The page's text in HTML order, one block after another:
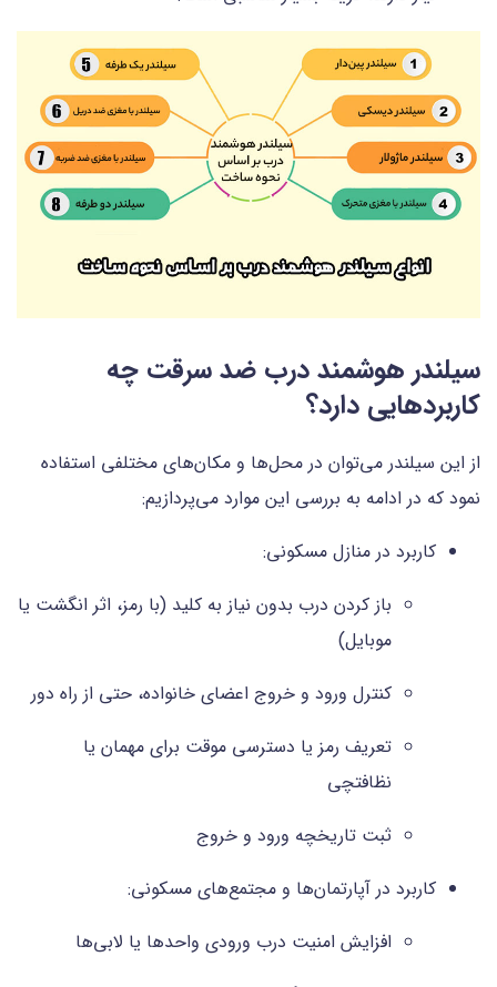
سیلندر هوشمند درب ضد سرقت چه
کاربردهایی دارد؟
از این سیلندر می‌توان در محل‌ها و مکان‌های مختلفی استفاده
نمود که در ادامه به بررسی این موارد می‌پردازیم:
کاربرد در منازل مسکونی:
باز کردن درب بدون نیاز به کلید (با رمز، اثر انگشت یا
موبایل)
کنترل ورود و خروج اعضای خانواده، حتی از راه دور
تعریف رمز یا دسترسی موقت برای مهمان یا
نظافتچی
ثبت تاریخچه ورود و خروج
کاربرد در آپارتمان‌ها و مجتمع‌های مسکونی:
افزایش امنیت درب ورودی واحدها یا لابی‌ها